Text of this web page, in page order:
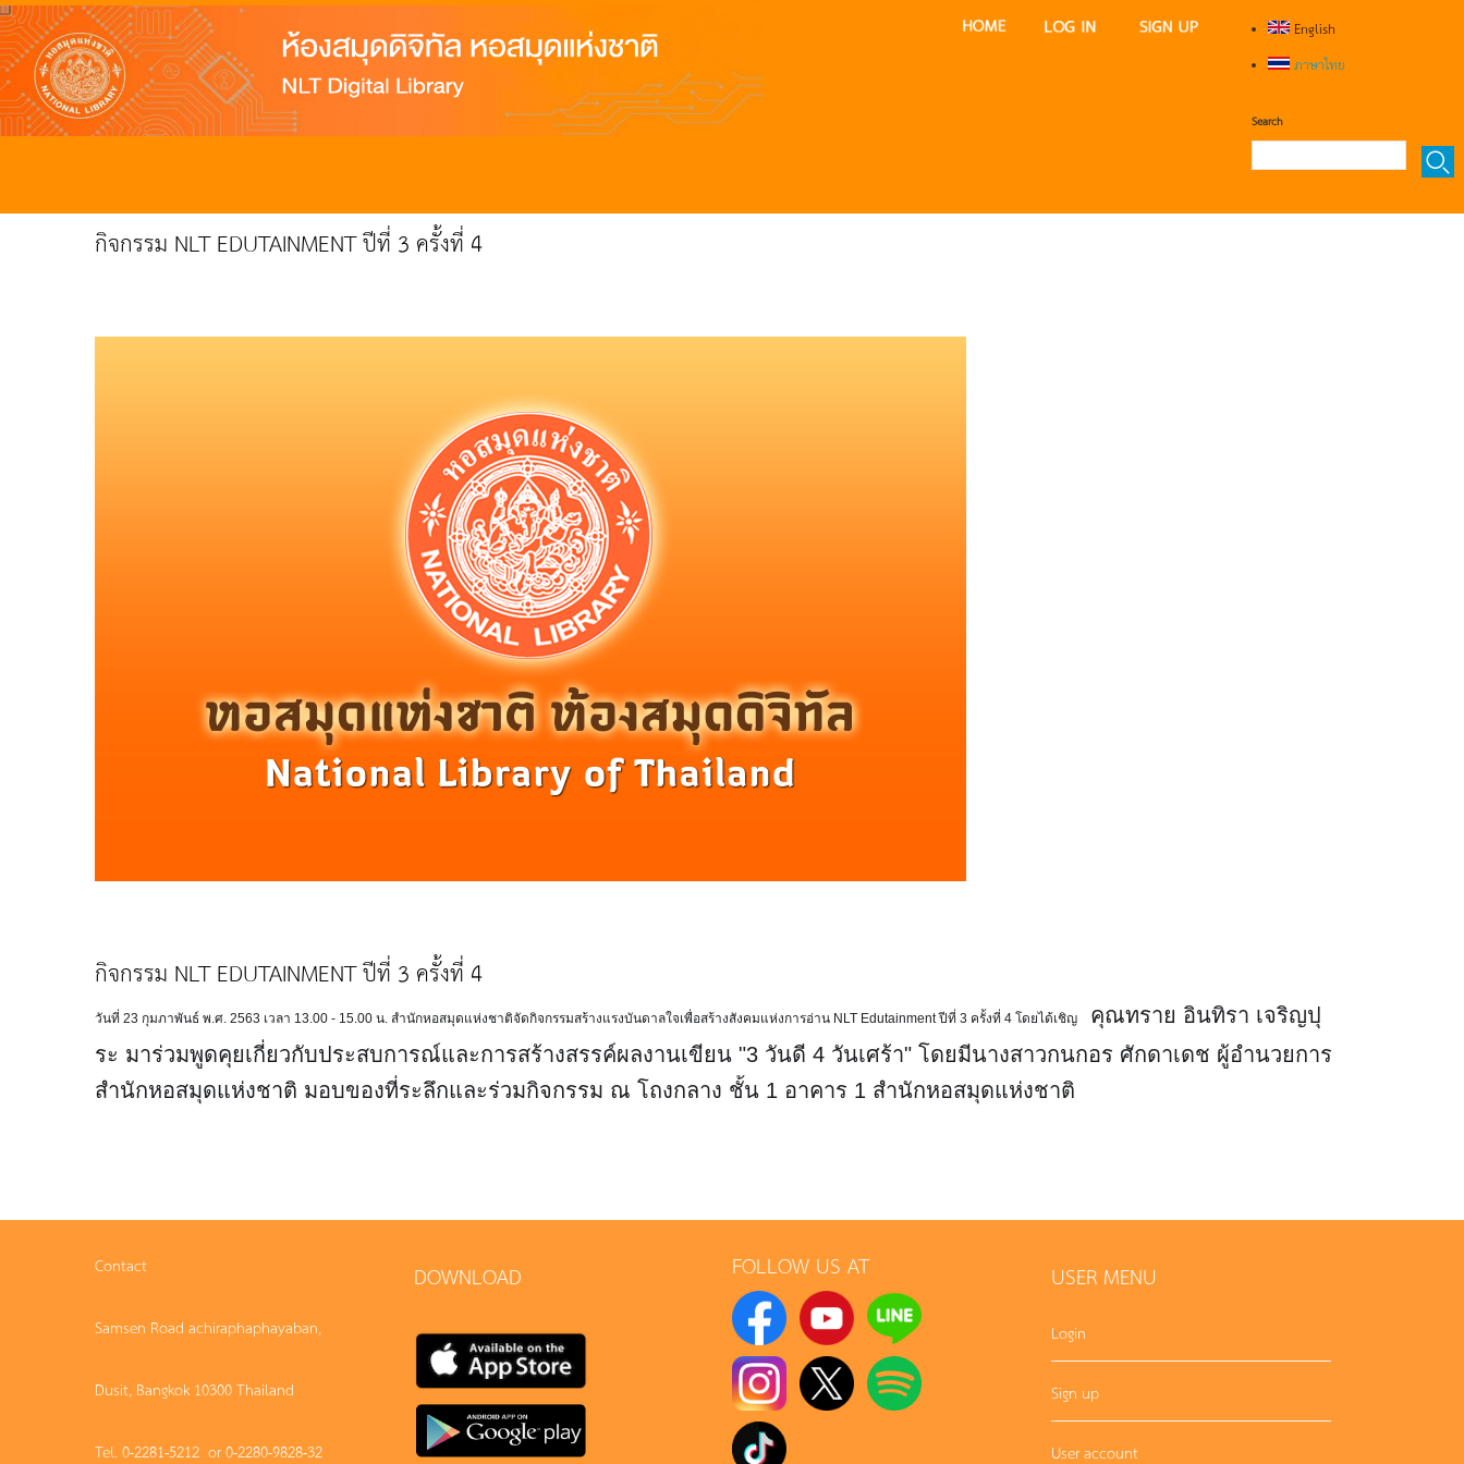
English
ภาษาไทย
Search
กิจกรรม NLT EDUTAINMENT ปีที่ 3 ครั้งที่ 4
กิจกรรม NLT EDUTAINMENT ปีที่ 3 ครั้งที่ 4
วันที่ 23 กุมภาพันธ์ พ.ศ. 2563 เวลา 13.00 - 15.00 น. สำนักหอสมุดแห่งชาติจัดกิจกรรมสร้างแรงบันดาลใจเพื่อสร้างสังคมแห่งการอ่าน NLT Edutainment ปีที่ 3 ครั้งที่ 4 โดยได้เชิญ คุณทราย อินทิรา เจริญปุ
ระ มาร่วมพูดคุยเกี่ยวกับประสบการณ์และการสร้างสรรค์ผลงานเขียน "3 วันดี 4 วันเศร้า" โดยมีนางสาวกนกอร ศักดาเดช ผู้อำนวยการ
สำนักหอสมุดแห่งชาติ มอบของที่ระลึกและร่วมกิจกรรม ณ โถงกลาง ชั้น 1 อาคาร 1 สำนักหอสมุดแห่งชาติ
Contact
Samsen Road achiraphaphayaban,
Dusit, Bangkok 10300 Thailand
Tel. 0-2281-5212 or 0-2280-9828-32
DOWNLOAD FOLLOW US AT USER MENU
Login
Sign up
User account